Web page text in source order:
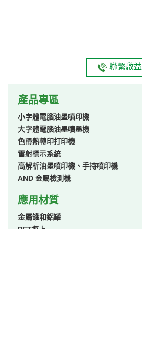
聯繫啟益
產品專區
小字體電腦油墨噴印機
大字體電腦油墨噴墨機
色帶熱轉印打印機
雷射標示系統
高解析油墨噴印機、手持噴印機
AND 金屬檢測機
應用材質
金屬罐和鋁罐
PET瓶上